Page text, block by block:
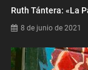
Ruth Tántera: «La
8 de junio de 2021